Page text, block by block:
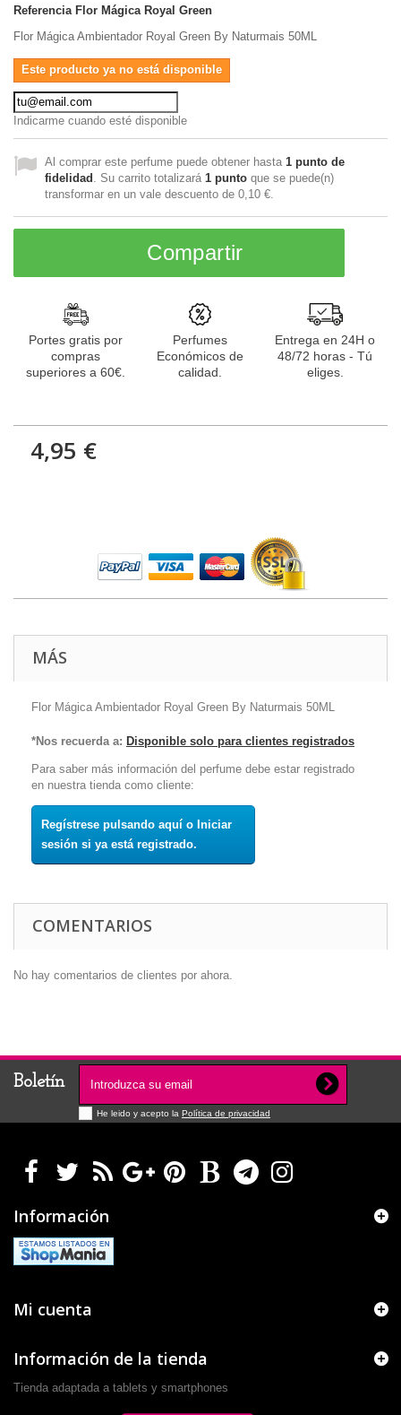
Referencia Flor Mágica Royal Green
Flor Mágica Ambientador Royal Green By Naturmais 50ML
Este producto ya no está disponible
Indicarme cuando esté disponible
Al comprar este perfume puede obtener hasta 1 punto de
fidelidad . Su carrito totalizará 1 punto que se puede(n)
transformar en un vale descuento de 0,10 €
Compartir
Portes gratis por
compras
superiores a 60€.
Perfumes
Económicos de
calidad.
Entrega en 24H o
48/72 horas - Tú
eliges.
4,95 €
MÁS
Flor Mágica Ambientador Royal Green By Naturmais 50ML
*Nos recuerda a: Disponible solo para clientes registrados
Para saber más información del perfume debe estar registrado
en nuestra tienda como cliente:
Regístrese pulsando aquí o Iniciar
sesión si ya está registrado.
COMENTARIOS
No hay comentarios de clientes por ahora.
Boletín
He leido y acepto la Política de privacidad
Información
Mi cuenta
Información de la tienda
Tienda adaptada a tablets y smartphones